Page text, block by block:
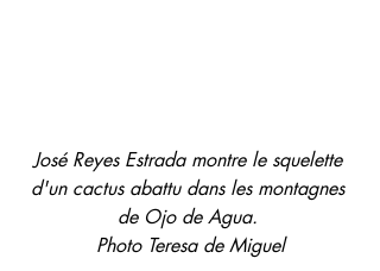
José Reyes Estrada montre le squelette
d'un cactus abattu dans les montagnes
de Ojo de Agua.
Photo Teresa de Miguel